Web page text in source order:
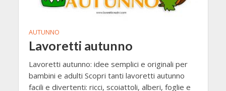
AUTUNNO
Lavoretti autunno
Lavoretti autunno: idee semplici e originali per
bambini e adulti Scopri tanti lavoretti autunno
facili e divertenti: ricci, scoiattoli, alberi, foglie e